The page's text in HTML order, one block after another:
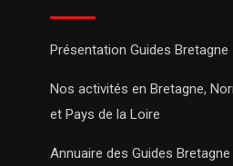
Présentation Guides Bretagne
Nos activités en Bretagne,
et Pays de la Loire
Annuaire des Guides Bretagne